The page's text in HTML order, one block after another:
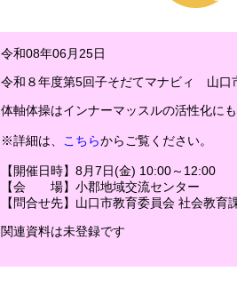
令和08年06月25日
令和８年度第5回子そだてマナビィ 山口
体軸体操はインナーマッスルの活性化に
※詳細は、 こちらからご覧ください。
【開催日時】8月7日(金) 10:00～12:00
【会 場】小郡地域交流センター
【問合せ先】山口市教育委員会 社会教
関連資料は未登録です